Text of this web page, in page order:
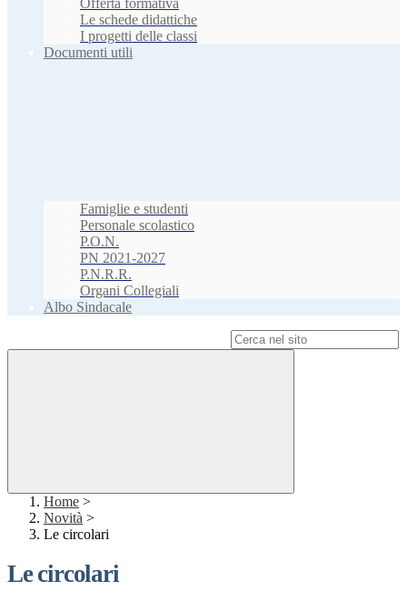
Offerta formativa
Le schede didattiche
I progetti delle classi
Documenti utili
Famiglie e studenti
Personale scolastico
P.O.N.
PN 2021-2027
P.N.R.R.
Organi Collegiali
Albo Sindacale
Home >
Novità >
Le circolari
Le circolari